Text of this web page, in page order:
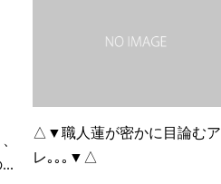
△▼職人蓮が密かに目論むア
レ｡｡｡▼△